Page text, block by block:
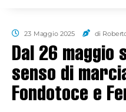
23 Maggio 2025 di
Dal 26 maggio
senso di
Fondotoce e